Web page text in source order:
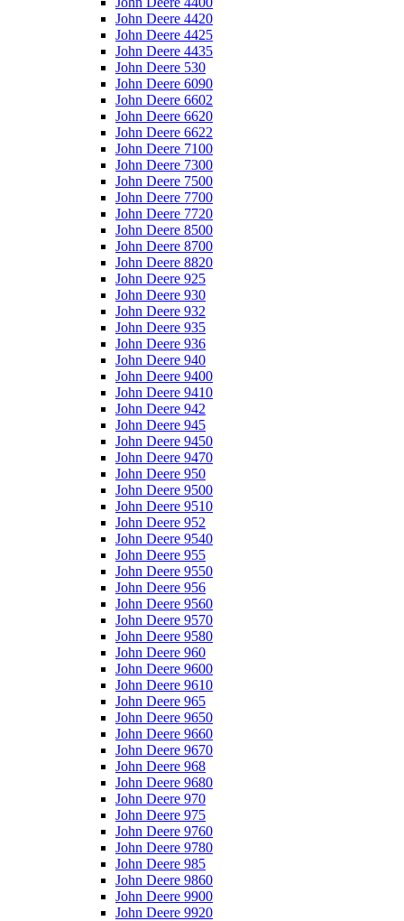
John Deere 4420
John Deere 4425
John Deere 4435
John Deere 530
John Deere 6090
John Deere 6602
John Deere 6620
John Deere 6622
John Deere 7100
John Deere 7300
John Deere 7500
John Deere 7700
John Deere 7720
John Deere 8500
John Deere 8700
John Deere 8820
John Deere 925
John Deere 930
John Deere 932
John Deere 935
John Deere 936
John Deere 940
John Deere 9400
John Deere 9410
John Deere 942
John Deere 945
John Deere 9450
John Deere 9470
John Deere 950
John Deere 9500
John Deere 9510
John Deere 952
John Deere 9540
John Deere 955
John Deere 9550
John Deere 956
John Deere 9560
John Deere 9570
John Deere 9580
John Deere 960
John Deere 9600
John Deere 9610
John Deere 965
John Deere 9650
John Deere 9660
John Deere 9670
John Deere 968
John Deere 9680
John Deere 970
John Deere 975
John Deere 9760
John Deere 9780
John Deere 985
John Deere 9860
John Deere 9900
John Deere 9920